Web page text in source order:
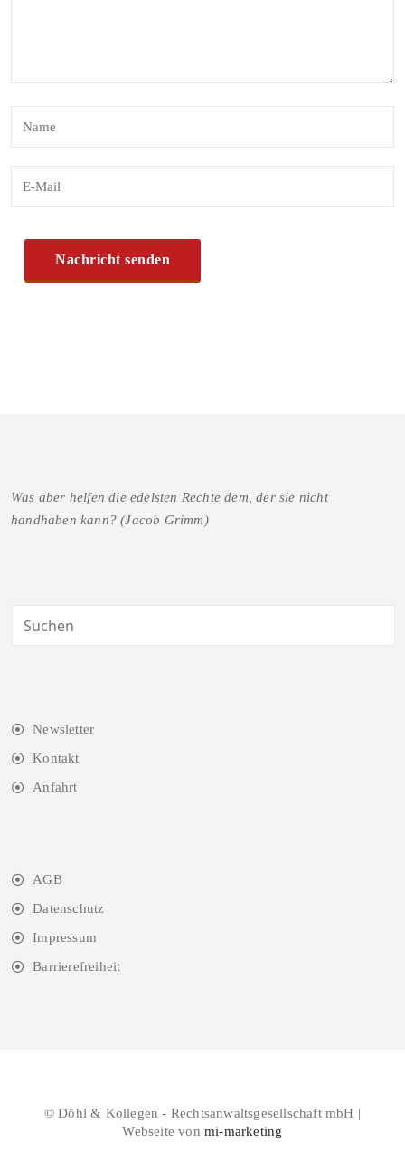
Was aber helfen die edelsten Rechte dem, der sie nicht
handhaben kann? (Jacob Grimm)
Newsletter
Kontakt
Anfahrt
AGB
Datenschutz
Impressum
Barrierefreiheit
© Döhl & Kollegen - Rechtsanwaltsgesellschaft mbH |
Webseite vonmi-marketing